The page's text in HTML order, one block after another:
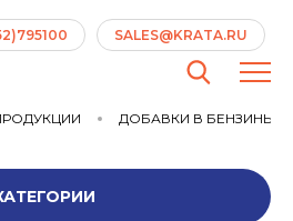
ДОБАВКИ В БЕНЗИНЫ